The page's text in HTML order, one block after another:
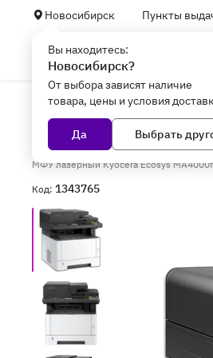
Новосибирск Пункты
Вы находитесь:
Новосибирск?
От выбора зависят наличие
товара, цены и условия
Да Выбрать
Главная Оргтехника и
МФУ Kyocera
МФУ лазерный Kyocera Ecosys
Код: 1343765